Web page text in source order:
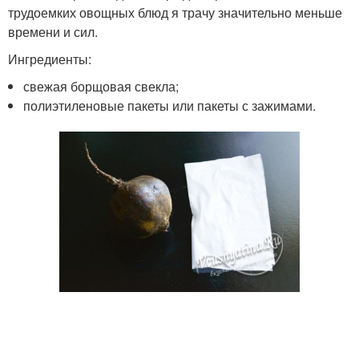
трудоемких овощных блюд я трачу значительно меньше
времени и сил.
Ингредиенты:
свежая борщовая свекла;
полиэтиленовые пакеты или пакеты с зажимами.